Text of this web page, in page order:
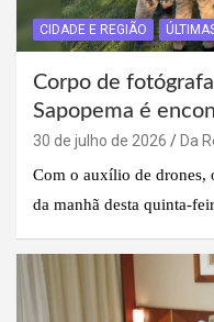
CIDADE E REGIÃO
Corpo de
Sapopema é
30 de julho de 2026
Da
Com o auxílio de drones,
da manhã desta quinta-